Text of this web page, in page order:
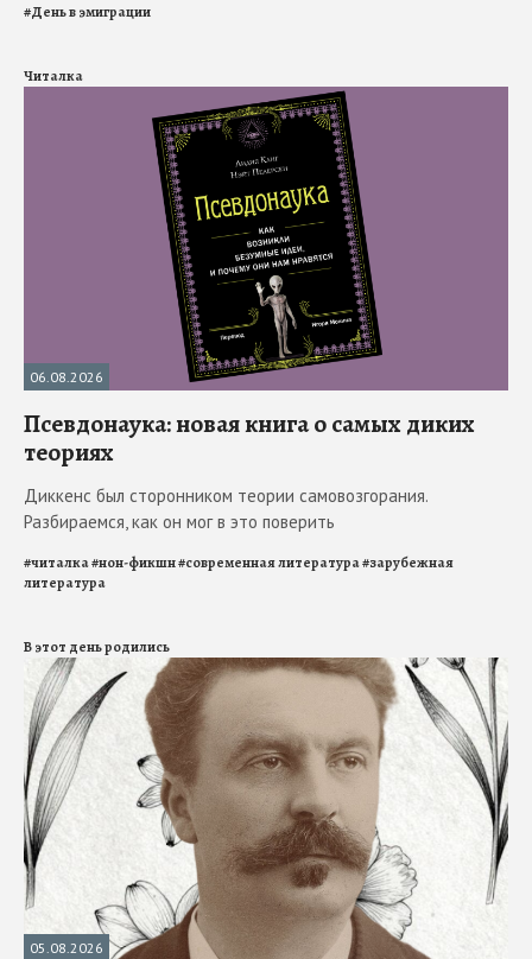
#День в эмиграции
Читалка
06.08.2026
Псевдонаука: новая книга о самых диких
теориях
Диккенс был сторонником теории самовозгорания.
Разбираемся, как он мог в это поверить
#читалка#нон-фикшн#современная литература#зарубежная
литература
В этот день родились
05.08.2026